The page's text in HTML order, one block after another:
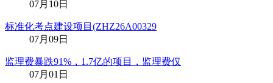
07月10日
标准化考点建设项目(ZHZ26A00329
07月09日
监理费暴跌91%，1.7亿的项目，监理费仅
07月01日